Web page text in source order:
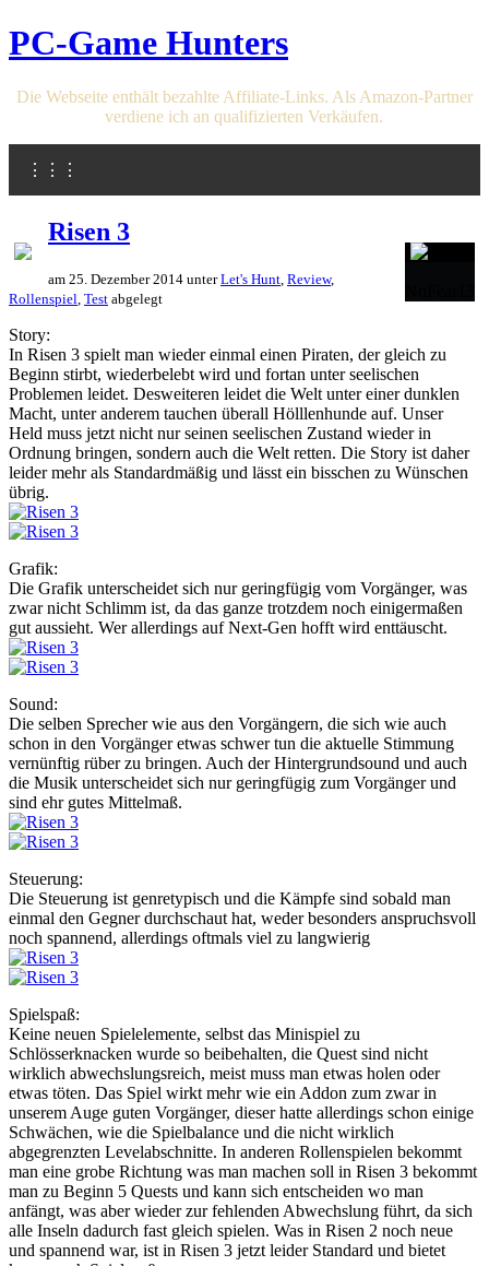
PC-Game Hunters
Die Webseite enthält bezahlte Affiliate-Links. Als Amazon-Partner
verdiene ich an qualifizierten Verkäufen.
⋮⋮⋮
Risen 3
am 25. Dezember 2014 unterLet's Hunt Review,
Rollenspiel Test abgelegt
Story:
In Risen 3 spielt man wieder einmal einen Piraten, der gleich zu
Beginn stirbt, wiederbelebt wird und fortan unter seelischen
Problemen leidet. Desweiteren leidet die Welt unter einer dunklen
Macht, unter anderem tauchen überall Hölllenhunde auf. Unser
Held muss jetzt nicht nur seinen seelischen Zustand wieder in
Ordnung bringen, sondern auch die Welt retten. Die Story ist daher
leider mehr als Standardmäßig und lässt ein bisschen zu Wünschen
übrig.
Grafik:
Die Grafik unterscheidet sich nur geringfügig vom Vorgänger, was
zwar nicht Schlimm ist, da das ganze trotzdem noch einigermaßen
gut aussieht. Wer allerdings auf Next-Gen hofft wird enttäuscht.
Sound:
Die selben Sprecher wie aus den Vorgängern, die sich wie auch
schon in den Vorgänger etwas schwer tun die aktuelle Stimmung
vernünftig rüber zu bringen. Auch der Hintergrundsound und auch
die Musik unterscheidet sich nur geringfügig zum Vorgänger und
sind ehr gutes Mittelmaß.
Steuerung:
Die Steuerung ist genretypisch und die Kämpfe sind sobald man
einmal den Gegner durchschaut hat, weder besonders anspruchsvoll
noch spannend, allerdings oftmals viel zu langwierig
Spielspaß:
Keine neuen Spielelemente, selbst das Minispiel zu
Schlösserknacken wurde so beibehalten, die Quest sind nicht
wirklich abwechslungsreich, meist muss man etwas holen oder
etwas töten. Das Spiel wirkt mehr wie ein Addon zum zwar in
unserem Auge guten Vorgänger, dieser hatte allerdings schon einige
Schwächen, wie die Spielbalance und die nicht wirklich
abgegrenzten Levelabschnitte. In anderen Rollenspielen bekommt
man eine grobe Richtung was man machen soll in Risen 3 bekommt
man zu Beginn 5 Quests und kann sich entscheiden wo man
anfängt, was aber wieder zur fehlenden Abwechslung führt, da sich
alle Inseln dadurch fast gleich spielen. Was in Risen 2 noch neue
und spannend war, ist in Risen 3 jetzt leider Standard und bietet